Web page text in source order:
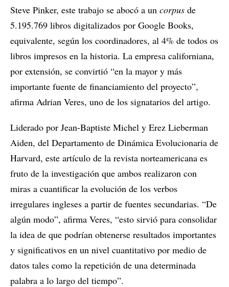
Steve Pinker, este trabajo se abocó a un corpus de
5.195.769 libros digitalizados por Google Books,
equivalente, según los coordinadores, al 4% de todos os
libros impresos en la historia. La empresa californiana,
por extensión, se convirtió “en la mayor y más
importante fuente de financiamiento del proyecto”,
afirma Adrian Veres, uno de los signatarios del artigo.
Liderado por Jean-Baptiste Michel y Erez Lieberman
Aiden, del Departamento de Dinámica Evolucionaria de
Harvard, este artículo de la revista norteamericana es
fruto de la investigación que ambos realizaron con
miras a cuantificar la evolución de los verbos
irregulares ingleses a partir de fuentes secundarias. “De
algún modo”, afirma Veres, “esto sirvió para consolidar
la idea de que podrían obtenerse resultados importantes
y significativos en un nivel cuantitativo por medio de
datos tales como la repetición de una determinada
palabra a lo largo del tiempo”.